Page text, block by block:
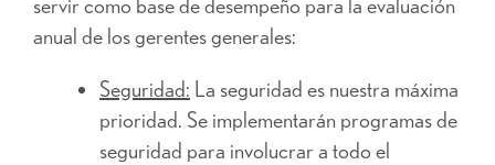
servir como base de desempeño para la evaluación
anual de los gerentes generales:
Seguridad: La seguridad es nuestra máxima
prioridad. Se implementarán programas de
seguridad para involucrar a todo el